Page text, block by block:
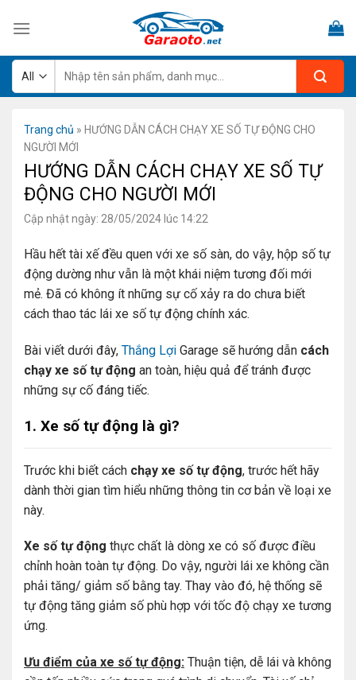
kiếm:
Trang chủ » HƯỚNG DẪN CÁCH CHẠY XE SỐ TỰ ĐỘNG CHO
NGƯỜI MỚI
HƯỚNG DẪN CÁCH CHẠY XE SỐ TỰ
ĐỘNG CHO NGƯỜI MỚI
Cập nhật ngày: 28/05/2024 lúc 14:22
Hầu hết tài xế đều quen với xe số sàn, do vậy, hộp số tự
động dường như vẫn là một khái niệm tương đối mới
mẻ. Đã có không ít những sự cố xảy ra do chưa biết
cách thao tác lái xe số tự động chính xác.
Bài viết dưới đây, Thắng Lợi Garage sẽ hướng dẫn cách
chạy xe số tự động an toàn, hiệu quả để tránh được
những sự cố đáng tiếc.
1. Xe số tự động là gì?
Trước khi biết cách chạy xe số tự động, trước hết hãy
dành thời gian tìm hiểu những thông tin cơ bản về loại xe
này.
Xe số tự động thực chất là dòng xe có số được điều
chỉnh hoàn toàn tự động. Do vậy, người lái xe không cần
phải tăng/ giảm số bằng tay. Thay vào đó, hệ thống sẽ
tự động tăng giảm số phù hợp với tốc độ chạy xe tương
ứng.
Ưu điểm của xe số tự động: Thuận tiện, dễ lái và không